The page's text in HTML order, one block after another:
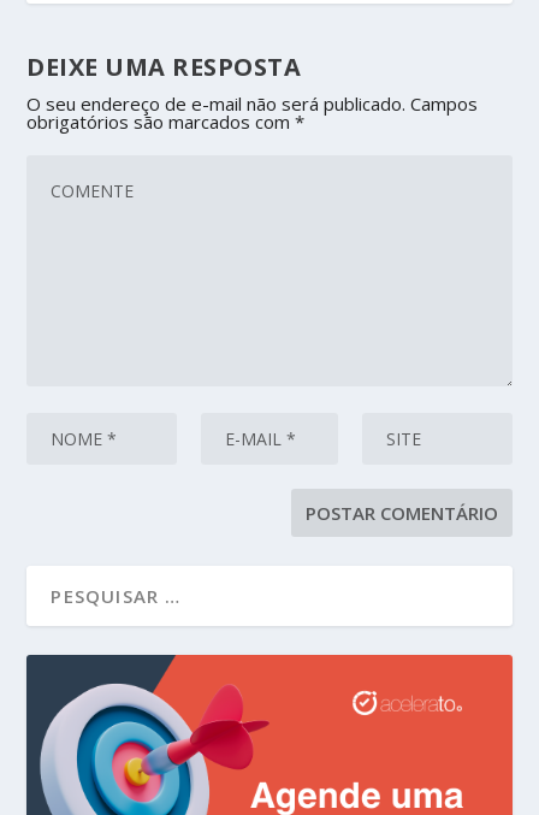
DEIXE UMA RESPOSTA
O seu endereço de e-mail não será publicado. Campos
obrigatórios são marcados com*